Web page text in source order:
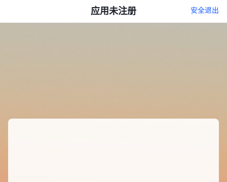
应用未注册 安全退出